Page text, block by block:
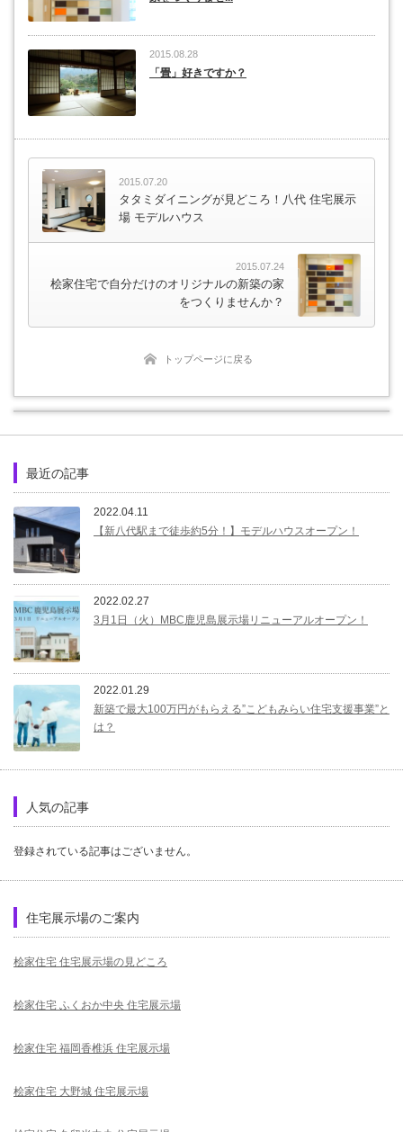
2015.08.28
「畳」好きですか？
2015.07.20
タタミダイニングが見どころ！八代 住宅展示
場 モデルハウス
2015.07.24
桧家住宅で自分だけのオリジナルの新築の家
をつくりませんか？
トップページに戻る
最近の記事
2022.04.11
【新八代駅まで徒歩約5分！】モデルハウスオープン！
2022.02.27
3月1日（火）MBC鹿児島展示場リニューアルオープン！
2022.01.29
新築で最大100万円がもらえる”こどもみらい住宅支援事業”と
は？
人気の記事
登録されている記事はございません。
住宅展示場のご案内
桧家住宅 住宅展示場の見どころ
桧家住宅 ふくおか中央 住宅展示場
桧家住宅 福岡香椎浜 住宅展示場
桧家住宅 大野城 住宅展示場